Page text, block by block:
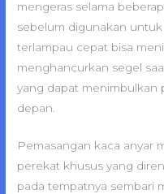
mengeras selama
sebelum digunakan
terlampau cepat bisa
menghancurkan segel
yang dapat menimbulkan
depan.
Pemasangan kaca anyar
perekat khusus yang
pada tempatnya sembari